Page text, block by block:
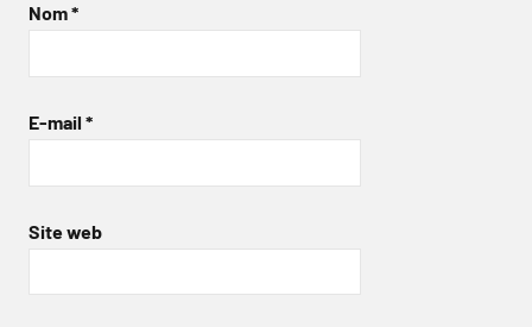
Nom*
E-mail *
Site web